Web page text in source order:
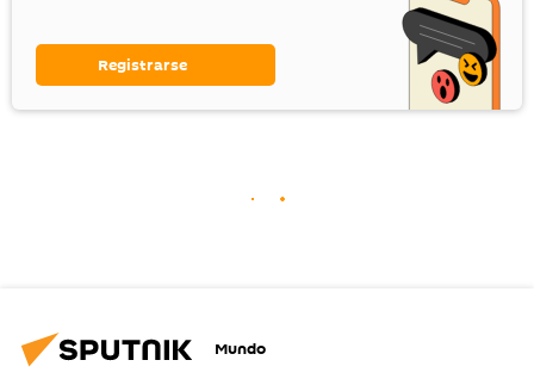
Registrarse
Mundo